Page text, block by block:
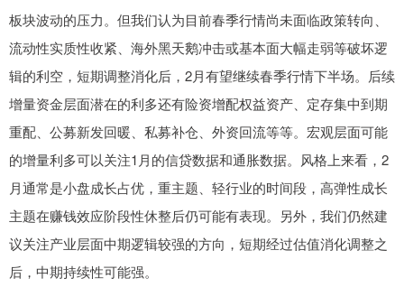
板块波动的压力。但我们认为目前春季行情尚未面临政策转向、
流动性实质性收紧、海外黑天鹅冲击或基本面大幅走弱等破坏逻
辑的利空，短期调整消化后，2月有望继续春季行情下半场。后续
增量资金层面潜在的利多还有险资增配权益资产、定存集中到期
重配、公募新发回暖、私募补仓、外资回流等等。宏观层面可能
的增量利多可以关注1月的信贷数据和通胀数据。风格上来看，2
月通常是小盘成长占优，重主题、轻行业的时间段，高弹性成长
主题在赚钱效应阶段性休整后仍可能有表现。另外，我们仍然建
议关注产业层面中期逻辑较强的方向，短期经过估值消化调整之
后，中期持续性可能强。